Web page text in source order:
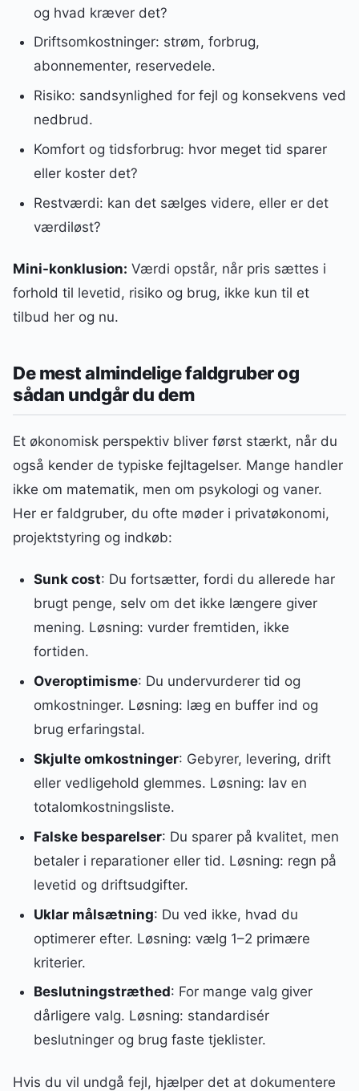
og hvad kræver det?
Driftsomkostninger: strøm, forbrug,
abonnementer, reservedele.
Risiko: sandsynlighed for fejl og konsekvens ved
nedbrud.
Komfort og tidsforbrug: hvor meget tid sparer
eller koster det?
Restværdi: kan det sælges videre, eller er det
værdiløst?
Mini-konklusion: Værdi opstår, når pris sættes i
forhold til levetid, risiko og brug, ikke kun til et
tilbud her og nu.
De mest almindelige faldgruber og
sådan undgår du dem
Et økonomisk perspektiv bliver først stærkt, når du
også kender de typiske fejltagelser. Mange handler
ikke om matematik, men om psykologi og vaner.
Her er faldgruber, du ofte møder i privatøkonomi,
projektstyring og indkøb:
Sunk cost: Du fortsætter, fordi du allerede har
brugt penge, selv om det ikke længere giver
mening. Løsning: vurder fremtiden, ikke
fortiden.
Overoptimisme: Du undervurderer tid og
omkostninger. Løsning: læg en buffer ind og
brug erfaringstal.
Skjulte omkostninger: Gebyrer, levering, drift
eller vedligehold glemmes. Løsning: lav en
totalomkostningsliste.
Falske besparelser: Du sparer på kvalitet, men
betaler i reparationer eller tid. Løsning: regn på
levetid og driftsudgifter.
Uklar målsætning: Du ved ikke, hvad du
optimerer efter. Løsning: vælg 1–2 primære
kriterier.
Beslutningstræthed: For mange valg giver
dårligere valg. Løsning: standardisér
beslutninger og brug faste tjeklister.
Hvis du vil undgå fejl, hjælper det at dokumentere